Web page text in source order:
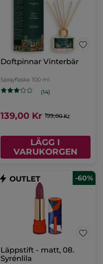
Doftpinnar Vinterbär
Sprayflaska 100 ml
(14)
139,00 Kr 199,00 Kr
LÄGG I
VARUKORGEN
-60%
Läppstift - matt, 08.
Syrénlila